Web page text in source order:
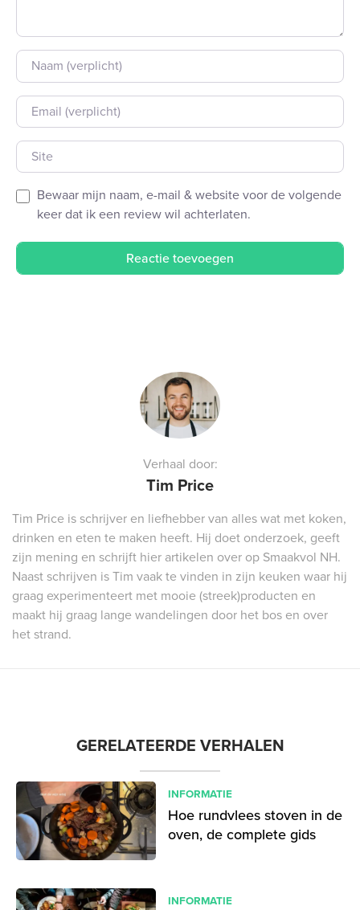
Naam
E-mail
Site
Bewaar mijn naam, e-mail & website voor de volgende
keer dat ik een review wil achterlaten.
Verhaal door:
Tim Price
Tim Price is schrijver en liefhebber van alles wat met koken,
drinken en eten te maken heeft. Hij doet onderzoek, geeft
zijn mening en schrijft hier artikelen over op Smaakvol NH.
Naast schrijven is Tim vaak te vinden in zijn keuken waar hij
graag experimenteert met mooie (streek)producten en
maakt hij graag lange wandelingen door het bos en over
het strand.
GERELATEERDE VERHALEN
INFORMATIE
Hoe rundvlees stoven in de
oven, de complete gids
INFORMATIE